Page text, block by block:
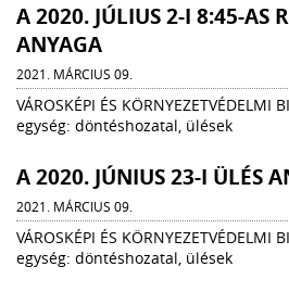
A 2020. JÚLIUS 2-I 8:45-AS
ANYAGA
2021. MÁRCIUS 09.
VÁROSKÉPI ÉS KÖRNYEZETVÉDELMI
egység: döntéshozatal, ülések
A 2020. JÚNIUS 23-I ÜLÉS
2021. MÁRCIUS 09.
VÁROSKÉPI ÉS KÖRNYEZETVÉDELMI
egység: döntéshozatal, ülések